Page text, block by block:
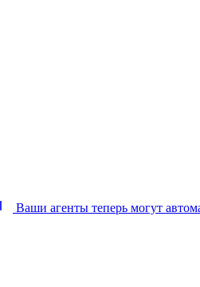
Ваши агенты теперь могут